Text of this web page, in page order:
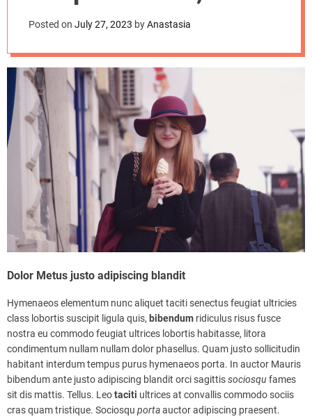
d
delights customers
Posted on July 27, 2023 byAnastasia
Dolor Metus justo adipiscing blandit
Hymenaeos elementum nunc aliquet taciti senectus feugiat ultricies
class lobortis suscipit ligula quis, bibendum ridiculus risus fusce
nostra eu commodo feugiat ultrices lobortis habitasse, litora
condimentum nullam nullam dolor phasellus. Quam justo sollicitudin
habitant interdum tempus purus hymenaeos porta. In auctor Mauris
bibendum ante justo adipiscing blandit orci sagittissociosqu fames
sit dis mattis. Tellus. Leotaciti ultrices at convallis commodo sociis
cras quam tristique. Sociosqu portaauctor adipiscing praesent.